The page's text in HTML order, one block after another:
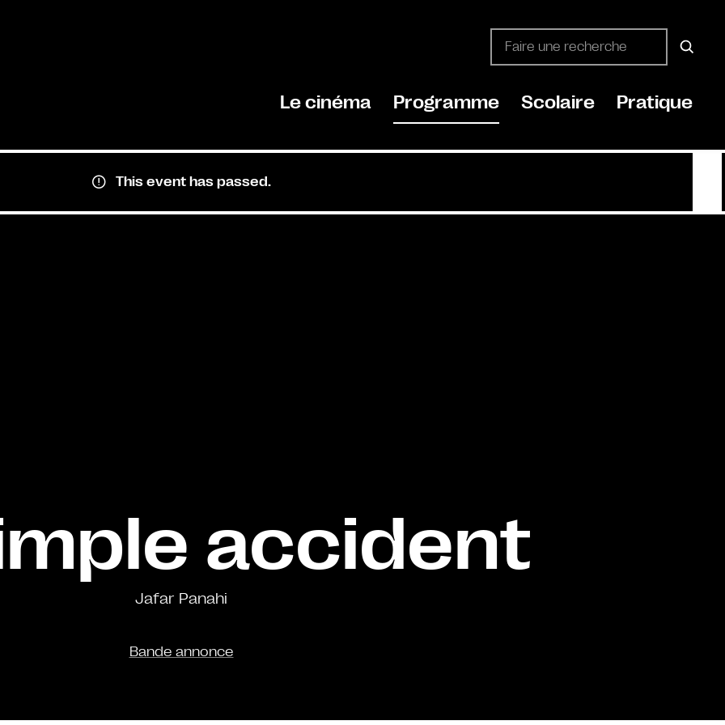
Le cinéma Programme Scolaire Pratique
This event has passed.
accident
Jafar Panahi
Bande annonce